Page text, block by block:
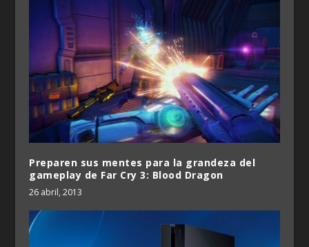
Preparen sus mentes para la grandeza del
gameplay de Far Cry 3: Blood Dragon
26 abril, 2013